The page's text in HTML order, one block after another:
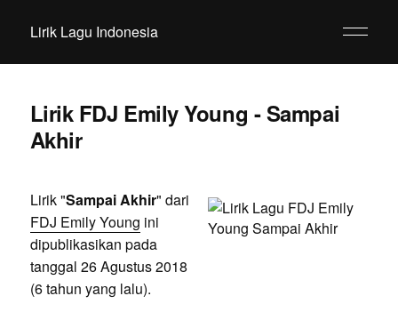
Lirik Lagu Indonesia
Lirik FDJ Emily Young - Sampai
Akhir
Lirik "Sampai Akhir" dari
FDJ Emily Young ini
dipublikasikan pada
tanggal 26 Agustus 2018
(6 tahun yang lalu).